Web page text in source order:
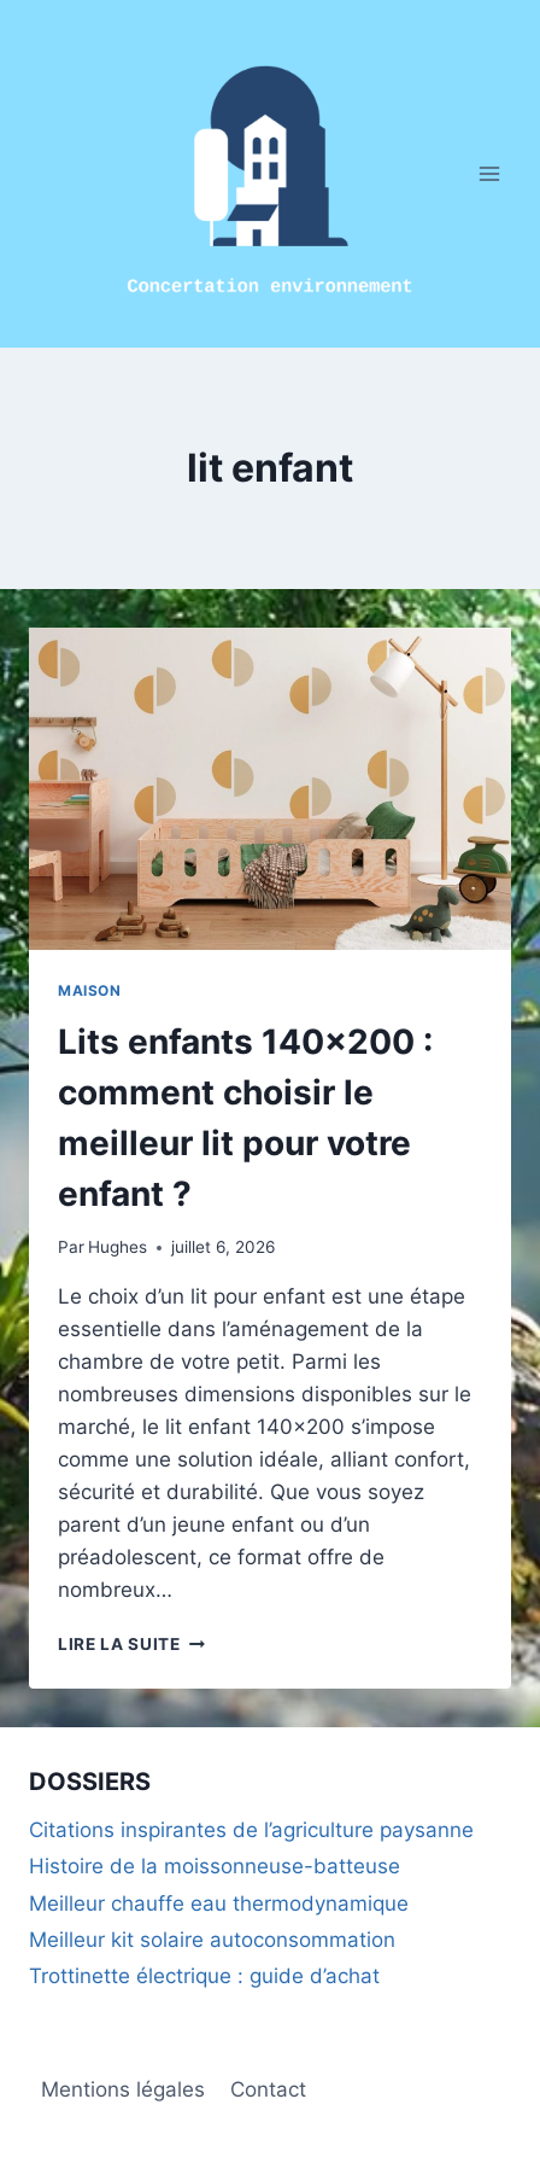
lit enfant
MAISON
Lits enfants 140×200 :
comment choisir le
meilleur lit pour votre
enfant ?
Par Hughes juillet 6, 2026
Le choix d’un lit pour enfant est une étape
essentielle dans l’aménagement de la
chambre de votre petit. Parmi les
nombreuses dimensions disponibles sur le
marché, le lit enfant 140×200 s’impose
comme une solution idéale, alliant confort,
sécurité et durabilité. Que vous soyez
parent d’un jeune enfant ou d’un
préadolescent, ce format offre de
nombreux…
LIRE LA SUITELITS
140×200
:
LIT
POUR
ENFANT
?
DOSSIERS
Citations inspirantes de l’agriculture paysanne
Histoire de la moissonneuse-batteuse
Meilleur chauffe eau thermodynamique
Meilleur kit solaire autoconsommation
Trottinette électrique : guide d’achat
Mentions légales Contact